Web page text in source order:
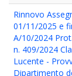
Rinnovo
01/11/2025 e
A/10/2024
n. 409/2024
Lucente -
Dipartimento